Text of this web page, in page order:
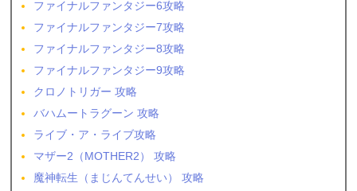
ファイナルファンタジー6攻略
ファイナルファンタジー7攻略
ファイナルファンタジー8攻略
ファイナルファンタジー9攻略
クロノトリガー 攻略
バハムートラグーン 攻略
ライブ・ア・ライブ攻略
マザー2（MOTHER2） 攻略
魔神転生（まじんてんせい） 攻略